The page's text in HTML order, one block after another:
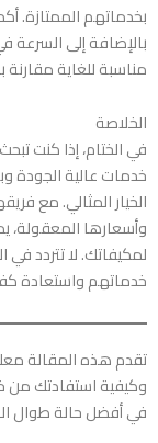
بخدماتهم الممتازة.
بالإضافة إلى السرعة
مناسبة للغاية
الخلاصة
في الختام، إذا كنت
خدمات عالية الجودة
الخيار المثالي. مع
وأسعارها
لمكيفاتك. لا تتردد في
خدماتهم واستعادة
تقدم هذه المقالة
وكيفية استفادتك من
في أفضل حالة طوال